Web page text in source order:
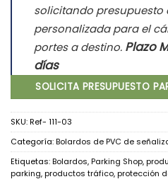
solicitando presupuesto
personalizada para el
portes a destino. Plazo
días
SOLICITA PRESUPUESTO
SKU:Ref- 111-03
Categoría:Bolardos de PVC de
Etiquetas:Bolardos,Parking Shop,
parking,productos tráfico,protección